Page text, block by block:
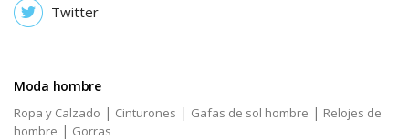
Twitter
Moda hombre
Ropa y Calzado | Cinturones | Gafas de sol hombre | Relojes de
hombre | Gorras